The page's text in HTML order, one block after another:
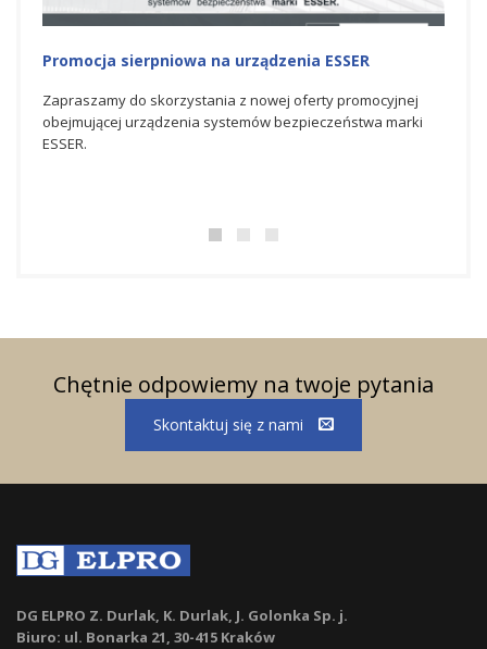
sierpniowa na urządzenia ESSER
do skorzystania z nowej oferty promocyjnej
urządzenia systemów bezpieczeństwa marki
Promocja na
Zapraszamy do
promocyjnej
Chętnie odpowiemy na twoje pytania
Skontaktuj się z nami
DG ELPRO Z. Durlak, K. Durlak, J. Golonka Sp. j.
Biuro: ul. Bonarka 21, 30-415 Kraków